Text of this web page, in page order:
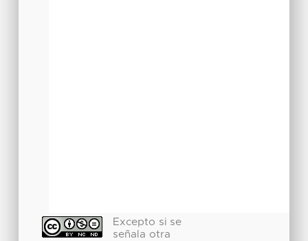
Excepto si se
señala otra